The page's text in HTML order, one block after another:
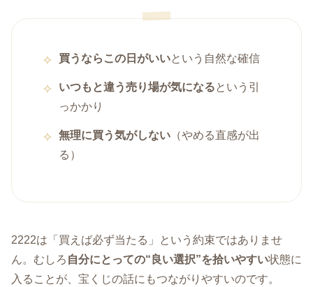
買うならこの日がいいという自然な確信
いつもと違う売り場が気になるという引
っかかり
無理に買う気がしない （やめる直感が出
る）
2222は「買えば必ず当たる」という約束ではありませ
ん。むしろ 自分にとっての“良い選択”を拾いやすい状態に
入ることが、宝くじの話にもつながりやすいのです。